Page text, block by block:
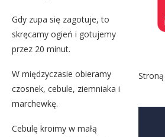
Gdy zupa się zagotuje, to
skręcamy ogień i gotujemy
przez 20 minut.
W międzyczasie obieramy
czosnek, cebule, ziemniaka i
marchewkę.
Cebulę kroimy w małą